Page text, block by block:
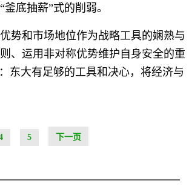
底抽薪”式的削弱。
势和市场地位作为战略工具的娴熟与
、运用非对称优势维护自身安全的重
东大有足够的工具和决心，将经济与
5 下一页